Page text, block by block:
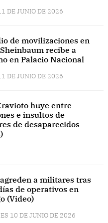
DE JUNIO DE 2026
de movilizaciones en
recibe a
en Palacio Nacional
DE JUNIO DE 2026
huye entre
e insultos de
de desaparecidos
a militares tras
de operativos en
(Video)
10 DE JUNIO DE 2026